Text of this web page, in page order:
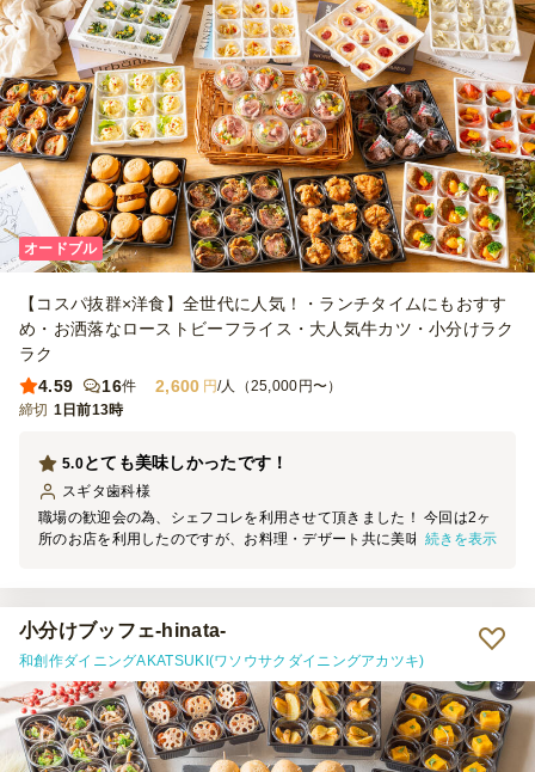
オードブル
【コスパ抜群×洋食】全世代に人気！・ランチタイムにもおすす
め・お洒落なローストビーフライス・大人気牛カツ・小分けラク
ラク
4.59
16件 2,600 円/人（25,000円〜）
締切 1日前13時
とても美味しかったです！
5.0
スギタ歯科様
職場の歓迎会の為、シェフコレを利用させて頂きました！ 今回は2ヶ
所のお店を利用したのですが、お料理・デザート共に美味しかったで
続きを表示
小分けブッフェ-hinata-
和創作ダイニングAKATSUKI(ワソウサクダイニングアカツキ)